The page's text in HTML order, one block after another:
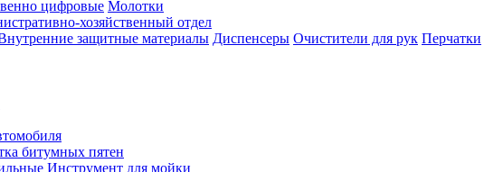
цифровые Молотки
хозяйственный отдел
защитные материалы Диспенсеры Очистители для рук Перчатки
битумных пятен
Инструмент для мойки